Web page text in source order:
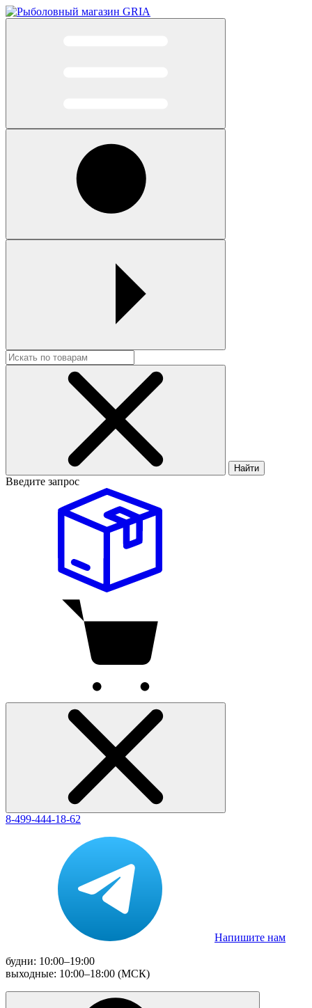
Найти
Введите запрос
8-499-444-18-62
Напишите нам
будни: 10:00–19:00
выходные: 10:00–18:00 (МСК)